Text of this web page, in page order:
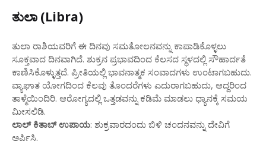
ತುಲಾ (Libra)
ತುಲಾ ರಾಶಿಯವರಿಗೆ ಈ ದಿನವು ಸಮತೋಲನವನ್ನು ಕಾಪಾಡಿಕೊಳ್ಳಲು
ಸೂಕ್ತವಾದ ದಿನವಾಗಿದೆ. ಶುಕ್ರನ ಪ್ರಭಾವದಿಂದ ಕೆಲಸದ ಸ್ಥಳದಲ್ಲಿ ಸೌಹಾರ್ದತೆ
ಕಾಣಿಸಿಕೊಳ್ಳುತ್ತದೆ. ಪ್ರೀತಿಯಲ್ಲಿ ಭಾವನಾತ್ಮಕ ಸಂವಾದಗಳು ಉಂಟಾಗಬಹುದು.
ವ್ಯಾಘಾತ ಯೋಗದಿಂದ ಕೆಲವು ತೊಂದರೆಗಳು ಎದುರಾಗಬಹುದು, ಆದ್ದರಿಂದ
ತಾಳ್ಮೆಯಿಂದಿರಿ. ಆರೋಗ್ಯದಲ್ಲಿ ಒತ್ತಡವನ್ನು ಕಡಿಮೆ ಮಾಡಲು ಧ್ಯಾನಕ್ಕೆ ಸಮಯ
ಮೀಸಲಿಡಿ.
ಲಾಲ್ ಕಿತಾಬ್ ಉಪಾಯ: ಶುಕ್ರವಾರದಂದು ಬಿಳಿ ಚಂದನವನ್ನು ದೇವಿಗೆ
ಅರ್ಪಿಸಿ.